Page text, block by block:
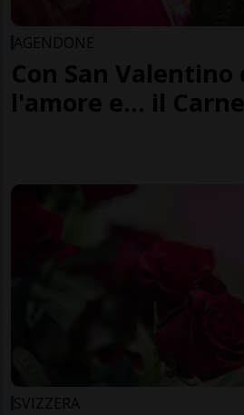
AGENDONE
Con San Valentino
l'amore e... il
SVIZZERA